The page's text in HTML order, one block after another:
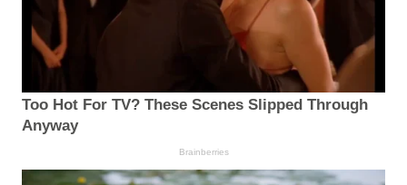
Too Hot For TV? These Scenes Slipped Through
Anyway
Brainberries